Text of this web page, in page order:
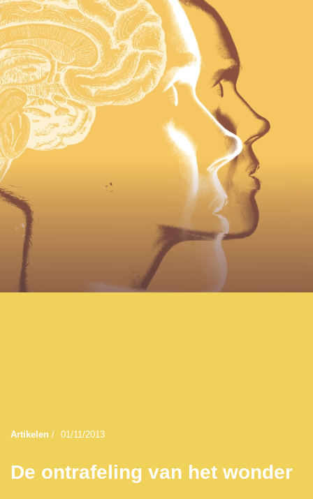
Artikelen / 01/11/2013
De ontrafeling van het wonder